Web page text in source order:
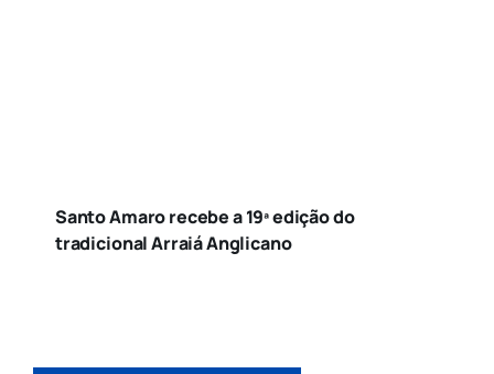
Santo Amaro recebe a 19ª edição do
tradicional Arraiá Anglicano